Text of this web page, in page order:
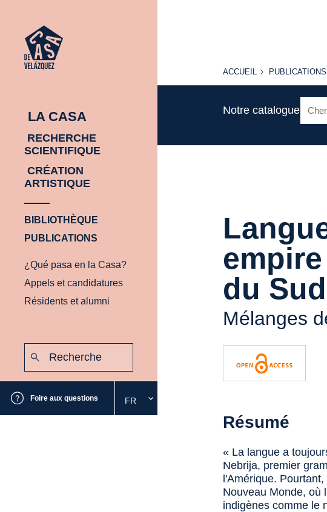
LA CASA
RECHERCHE
SCIENTIFIQUE
CRÉATION
ARTISTIQUE
BIBLIOTHÈQUE
PUBLICATIONS
¿Qué pasa en la Casa?
Appels et candidatures
Résidents et alumni
Foire aux questions
Sélectionnez
la
FR
ACCUEIL
ACCUEIL PUBLICATIONS
PUBLICATIONS
Notre catalogue:
du
Mélanges
Résumé
« La langue a
Nebrija, premier
l'Amérique.
Nouveau Monde, où
indigènes comme le